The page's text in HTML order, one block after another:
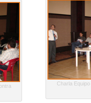
Charla